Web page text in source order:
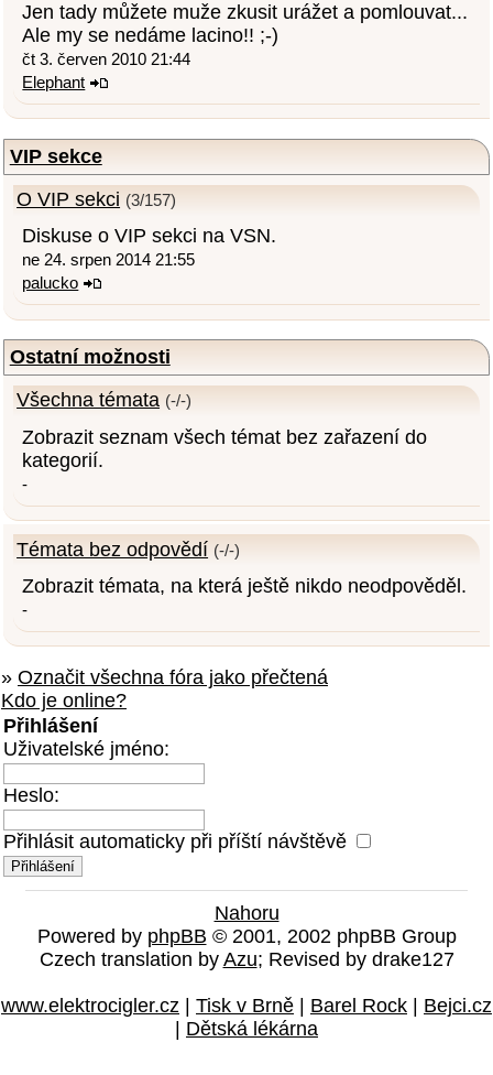
Jen tady můžete muže zkusit urážet a pomlouvat...
Ale my se nedáme lacino!! ;-)
čt 3. červen 2010 21:44
Elephant
VIP sekce
O VIP sekci (3/157)
Diskuse o VIP sekci na VSN.
ne 24. srpen 2014 21:55
palucko
Ostatní možnosti
Všechna témata (-/-)
Zobrazit seznam všech témat bez zařazení do
kategorií.
-
Témata bez odpovědí (-/-)
Zobrazit témata, na která ještě nikdo neodpověděl.
-
» Označit všechna fóra jako přečtená
Kdo je online?
Přihlášení
Uživatelské jméno:
Heslo:
Přihlásit automaticky při příští návštěvě
Nahoru
Powered by phpBB © 2001, 2002 phpBB Group
Czech translation by Azu; Revised by drake127
www.elektrocigler.cz | Tisk v Brně | Barel Rock | Bejci.cz
| Dětská lékárna